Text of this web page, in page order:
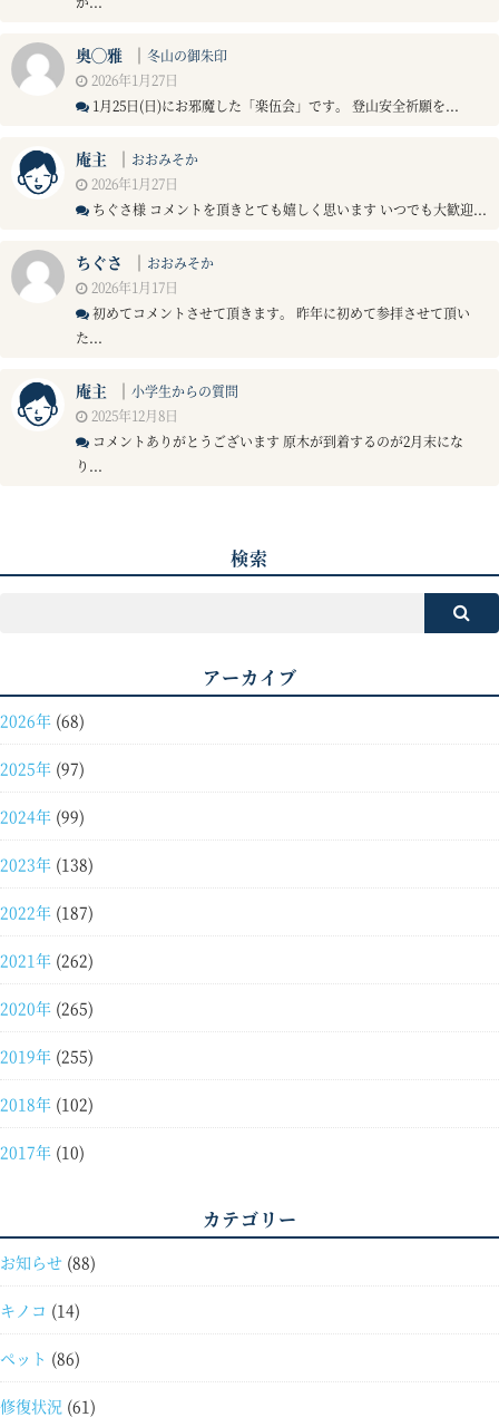
奥◯雅 ｜ 冬山の御朱印
2026年1月27日
1月25日(日)にお邪魔した「楽伍会」です。 登山安全祈願を...
庵主 ｜ おおみそか
2026年1月27日
ちぐさ様 コメントを頂きとても嬉しく思います いつでも大歓迎...
ちぐさ ｜ おおみそか
2026年1月17日
初めてコメントさせて頂きます。 昨年に初めて参拝させて頂い
た...
庵主 ｜ 小学生からの質問
2025年12月8日
コメントありがとうございます 原木が到着するのが2月末にな
り...
検索
アーカイブ
2026年 (68)
2025年 (97)
2024年 (99)
2023年 (138)
2022年 (187)
2021年 (262)
2020年 (265)
2019年 (255)
2018年 (102)
2017年 (10)
カテゴリー
お知らせ (88)
キノコ (14)
ペット (86)
修復状況 (61)